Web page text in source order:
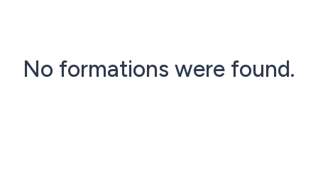
No formations were found.